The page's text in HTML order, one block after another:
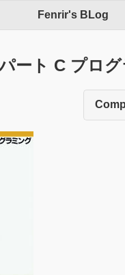
Fenrir's BLog
ート C プログ